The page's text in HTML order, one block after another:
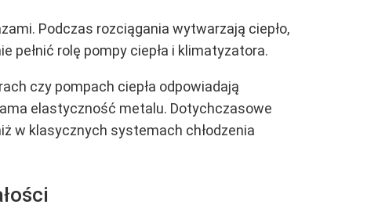
Podczas rozciągania wytwarzają ciepło,
pełnić rolę pompy ciepła i klimatyzatora.
czy pompach ciepła odpowiadają
elastyczność metalu. Dotychczasowe
w klasycznych systemach chłodzenia